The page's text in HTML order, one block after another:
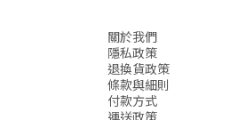
關於我們
隱私政策
退換貨政策
條款與細則
付款方式
運送政策